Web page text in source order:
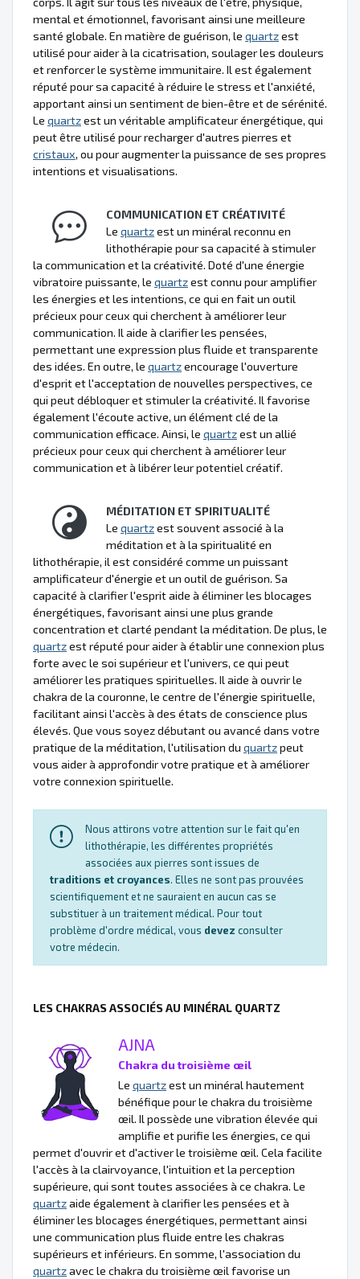
mental et émotionnel, favorisant ainsi une meilleure
santé globale. En matière de guérison, le quartzest
utilisé pour aider à la cicatrisation, soulager les douleurs
et renforcer le système immunitaire. Il est également
réputé pour sa capacité à réduire le stress et l'anxiété,
apportant ainsi un sentiment de bien-être et de sérénité.
Le quartzest un véritable amplificateur énergétique, qui
peut être utilisé pour recharger d'autres pierres et
cristaux, ou pour augmenter la puissance de ses propres
intentions et visualisations.
COMMUNICATION ET CRÉATIVITÉ
Le quartzest un minéral reconnu en
lithothérapie pour sa capacité à stimuler
la communication et la créativité. Doté d'une énergie
vibratoire puissante, le quartzest connu pour amplifier
les énergies et les intentions, ce qui en fait un outil
précieux pour ceux qui cherchent à améliorer leur
communication. Il aide à clarifier les pensées,
permettant une expression plus fluide et transparente
des idées. En outre, le quartzencourage l'ouverture
d'esprit et l'acceptation de nouvelles perspectives, ce
qui peut débloquer et stimuler la créativité. Il favorise
également l'écoute active, un élément clé de la
communication efficace. Ainsi, le quartzest un allié
précieux pour ceux qui cherchent à améliorer leur
communication et à libérer leur potentiel créatif.
MÉDITATION ET SPIRITUALITÉ
Le quartzest souvent associé à la
méditation et à la spiritualité en
lithothérapie, il est considéré comme un puissant
amplificateur d'énergie et un outil de guérison. Sa
capacité à clarifier l'esprit aide à éliminer les blocages
énergétiques, favorisant ainsi une plus grande
concentration et clarté pendant la méditation. De plus, le
quartzest réputé pour aider à établir une connexion plus
forte avec le soi supérieur et l'univers, ce qui peut
améliorer les pratiques spirituelles. Il aide à ouvrir le
chakra de la couronne, le centre de l'énergie spirituelle,
facilitant ainsi l'accès à des états de conscience plus
élevés. Que vous soyez débutant ou avancé dans votre
pratique de la méditation, l'utilisation du quartzpeut
vous aider à approfondir votre pratique et à améliorer
votre connexion spirituelle.
Nous attirons votre attention sur le fait qu'en
lithothérapie, les différentes propriétés
associées aux pierres sont issues de
traditions et croyances. Elles ne sont pas prouvées
scientifiquement et ne sauraient en aucun cas se
substituer à un traitement médical. Pour tout
problème d'ordre médical, vous devez consulter
votre médecin.
LES CHAKRAS ASSOCIÉS AU MINÉRAL QUARTZ
AJNA
Chakra du troisième œil
Le quartzest un minéral hautement
bénéfique pour le chakra du troisième
œil. Il possède une vibration élevée qui
amplifie et purifie les énergies, ce qui
permet d'ouvrir et d'activer le troisième œil. Cela facilite
l'accès à la clairvoyance, l'intuition et la perception
supérieure, qui sont toutes associées à ce chakra. Le
quartzaide également à clarifier les pensées et à
éliminer les blocages énergétiques, permettant ainsi
une communication plus fluide entre les chakras
supérieurs et inférieurs. En somme, l'association du
quartzavec le chakra du troisième œil favorise un